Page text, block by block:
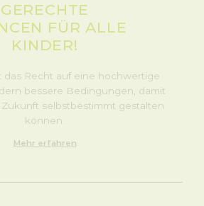
GERECHTE
FÜR ALLE
KINDER!
das Recht auf eine hochwertige
bessere Bedingungen, damit
selbstbestimmt gestalten
können.
Mehr erfahren